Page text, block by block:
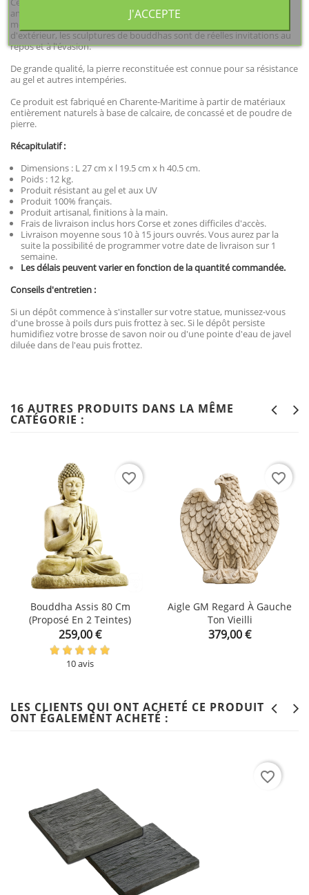
anthracite représente le bouddha hindou assis en position de
méditation. Utilisées comme objets de décoration d'intérieur ou
d'extérieur, les sculptures de bouddhas sont de réelles invitations au
repos et à l'évasion.
De grande qualité, la pierre reconstituée est connue pour sa résistance
au gel et autres intempéries.
Ce produit est fabriqué en Charente-Maritime à partir de matériaux
entièrement naturels à base de calcaire, de concassé et de poudre de
pierre.
Récapitulatif :
Dimensions : L 27 cm x l 19.5 cm x h 40.5 cm.
Poids : 12 kg.
Produit résistant au gel et aux UV
Produit 100% français.
Produit artisanal, finitions à la main.
Frais de livraison inclus hors Corse et zones difficiles d'accès.
Livraison moyenne sous 10 à 15 jours ouvrés. Vous aurez par la
suite la possibilité de programmer votre date de livraison sur 1
semaine.
Les délais peuvent varier en fonction de la quantité commandée.
Conseils d'entretien :
Si un dépôt commence à s'installer sur votre statue, munissez-vous
d'une brosse à poils durs puis frottez à sec. Si le dépôt persiste
humidifiez votre brosse de savon noir ou d'une pointe d'eau de javel
diluée dans de l'eau puis frottez.
16 AUTRES PRODUITS DANS LA MÊME
CATÉGORIE :
Bouddha Assis 80 Cm
(proposé En 2 Teintes)
Prix
259,00 €
10 avis
favorite_border
Aigle GM Regard À Gauche
Ton Vieilli
Prix
379,00 €
favorite_border
LES CLIENTS QUI ONT ACHETÉ CE PRODUIT
ONT ÉGALEMENT ACHETÉ :
favorite_border
J'ACCEPTE